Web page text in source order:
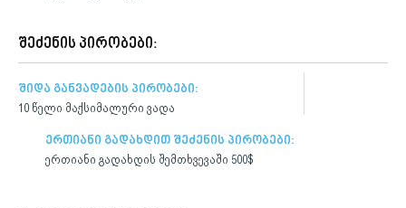
შეძენის პირობები:
შიდა განვადების პირობები:
10 წელი მაქსიმალური ვადა
ერთიანი გადახდით შეძენის პირობები:
ერთიანი გადახდის შემთხვევაში 500$